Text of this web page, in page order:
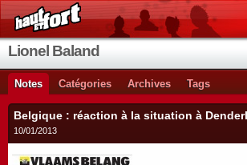
Lionel Baland
Notes Catégories Archives Tags
Belgique : réaction à la situation à
10/01/2013